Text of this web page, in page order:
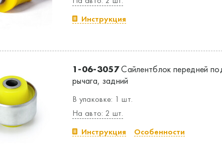
Инструкция
1-06-3057Сайлентблок передней
рычага, задний
В упаковке: 1 шт.
На авто: 2 шт.
Инструкция
Особенности